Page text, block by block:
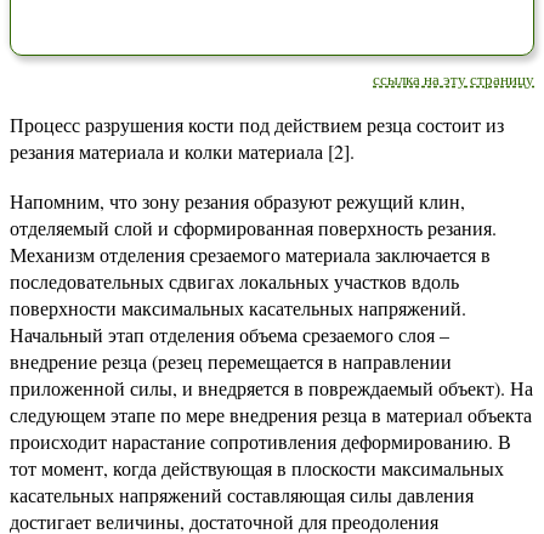
ссылка на эту страницу
Процесс разрушения кости под действием резца состоит из
резания материала и колки материала [2].
Напомним, что зону резания образуют режущий клин,
отделяемый слой и сформированная поверхность резания.
Механизм отделения срезаемого материала заключается в
последовательных сдвигах локальных участков вдоль
поверхности максимальных касательных напряжений.
Начальный этап отделения объема срезаемого слоя –
внедрение резца (резец перемещается в направлении
приложенной силы, и внедряется в повреждаемый объект). На
следующем этапе по мере внедрения резца в материал объекта
происходит нарастание сопротивления деформированию. В
тот момент, когда действующая в плоскости максимальных
касательных напряжений составляющая силы давления
достигает величины, достаточной для преодоления